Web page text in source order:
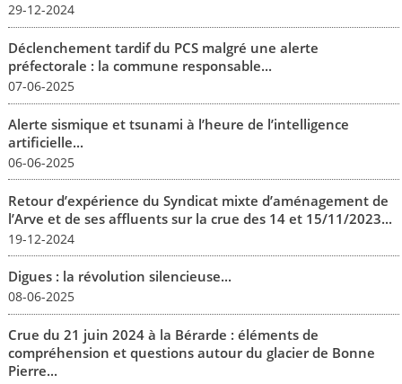
29-12-2024
Déclenchement tardif du PCS malgré une alerte
préfectorale : la commune responsable...
07-06-2025
Alerte sismique et tsunami à l’heure de l’intelligence
artificielle...
06-06-2025
Retour d’expérience du Syndicat mixte d’aménagement de
l’Arve et de ses affluents sur la crue des 14 et 15/11/2023...
19-12-2024
Digues : la révolution silencieuse...
08-06-2025
Crue du 21 juin 2024 à la Bérarde : éléments de
compréhension et questions autour du glacier de Bonne
Pierre...